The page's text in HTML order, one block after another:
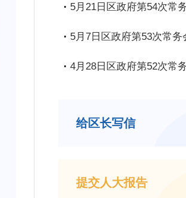
给区长写信
提交人大报告